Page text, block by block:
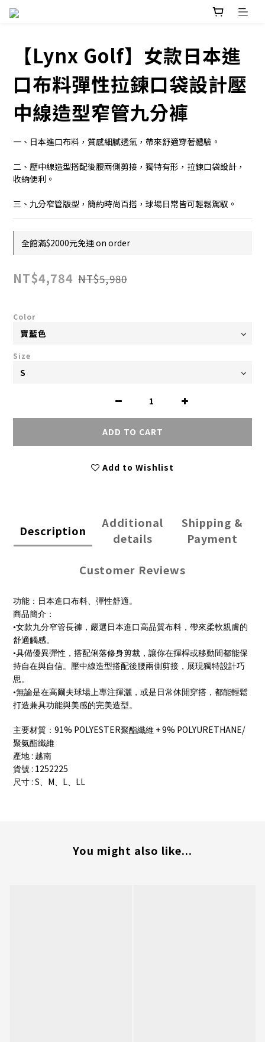
【Lynx Golf】女款日本進
口布料彈性拉鍊口袋設計壓
中線造型窄管九分褲
一、日本進口布料，質感細膩透氣，帶來舒適穿著體驗。
二、壓中線造型搭配後腰兩側剪接，獨特有形，拉鍊口袋設計，
收納便利。
三、九分窄管版型，簡約時尚百搭，球場日常皆可輕鬆駕馭。
全館滿$2000元免運 on order
NT$4,784 NT$5,980
Color
Size
ADD TO CART
Add to Wishlist
Description
Additional
details
Shipping &
Payment
Customer Reviews
功能：日本進口布料、彈性舒適。
商品簡介：
•女款九分窄管長褲，嚴選日本進口高品質布料，帶來柔軟親膚的
舒適觸感。
•具備優異彈性，搭配俐落修身剪裁，讓你在揮桿或移動間都能保
持自在與自信。壓中線造型搭配後腰兩側剪接，展現獨特設計巧
思。
•無論是在高爾夫球場上專注揮灑，或是日常休閒穿搭，都能輕鬆
打造兼具功能與美感的完美造型。
主要材質： 91% POLYESTER聚酯纖維 + 9% POLYURETHANE/
聚氨酯纖維
產地 : 越南
貨號 : 1252225
尺寸 : S、 M、 L、 LL
You might also like...